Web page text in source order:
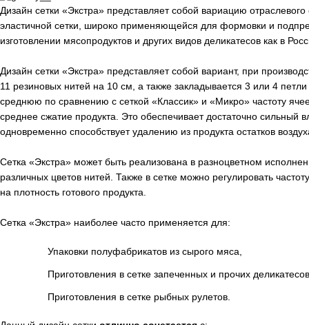
Дизайн сетки «Экстра» представляет собой вариацию
эластичной сетки, широко применяющейся для формовки и
изготовлении мясопродуктов и других видов деликатесов как в
Дизайн сетки «Экстра» представляет собой вариант, при
11 резиновых нитей на 10 см, а также закладывается 3 или 4
среднюю по сравнению с сеткой «Классик» и «Микро» частоту
среднее сжатие продукта. Это обеспечивает достаточно сильный
одновременно способствует удалению из продукта остатков
Сетка «Экстра» может быть реализована в разноцветном
различных цветов нитей. Также в сетке можно регулировать
на плотность готового продукта.
Сетка «Экстра» наиболее часто применяется для:
Упаковки полуфабрикатов из сырого мяса,
Приготовления в сетке запеченных и прочих
Приготовления в сетке рыбных рулетов.